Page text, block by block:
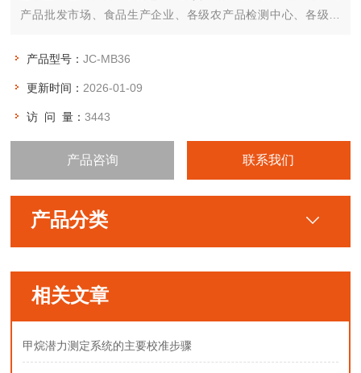
产品批发市场、食品生产企业、各级农产品检测中心、各级工
部门领域。
产品型号：JC-MB36
更新时间： 2026-01-09
访 问 量：3443
产品咨询 联系我们
产品分类
相关文章
甲烷潜力测定系统的主要校准步骤